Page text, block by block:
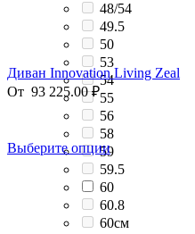
48/54
49.5
50
53
54
55
56
58
59
59.5
60
60.8
60см
Диван Innovation Living Zeal
От 93 225.00 ₽
Выберите опции